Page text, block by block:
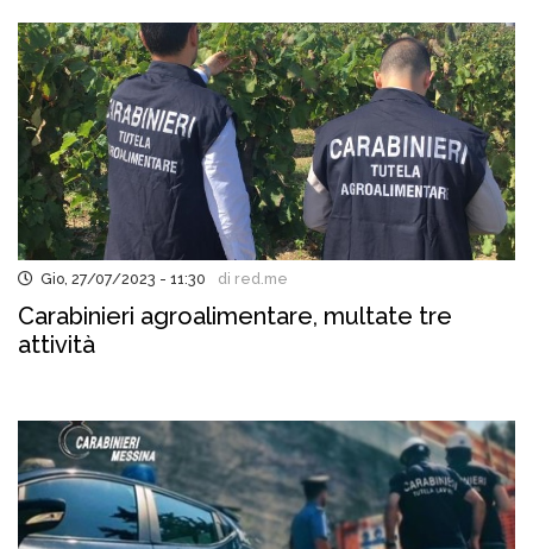
Gio, 27/07/2023 - 11:30 di red.me
Carabinieri agroalimentare, multate tre
attività